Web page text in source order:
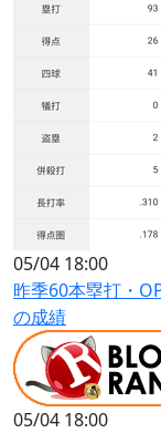
05/04 18:00
昨季60本塁打・
の成績
05/04 18:00